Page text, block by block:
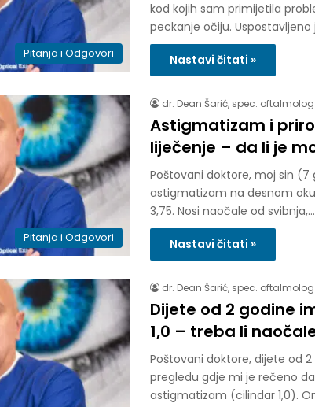
Pitanja i Odgovori
kod kojih sam primijetila
peckanje očiju.
Nastavi čitati »
Pitanja i Odgovori
dr. Dean Šarić, spec. oftalmolog
Astigmatizam i
liječenje – da li je
Poštovani doktore, moj sin (7
astigmatizam na desnom
3,75. Nosi naočale od svibnja,…
Nastavi čitati »
dr. Dean Šarić, spec. oftalmolog
Dijete od 2 godine
1,0 – treba li
Poštovani doktore, dijete od
pregledu gdje mi je rečeno
astigmatizam (cilindar 1,0).